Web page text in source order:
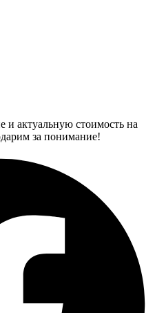
и актуальную стоимость на
за понимание!